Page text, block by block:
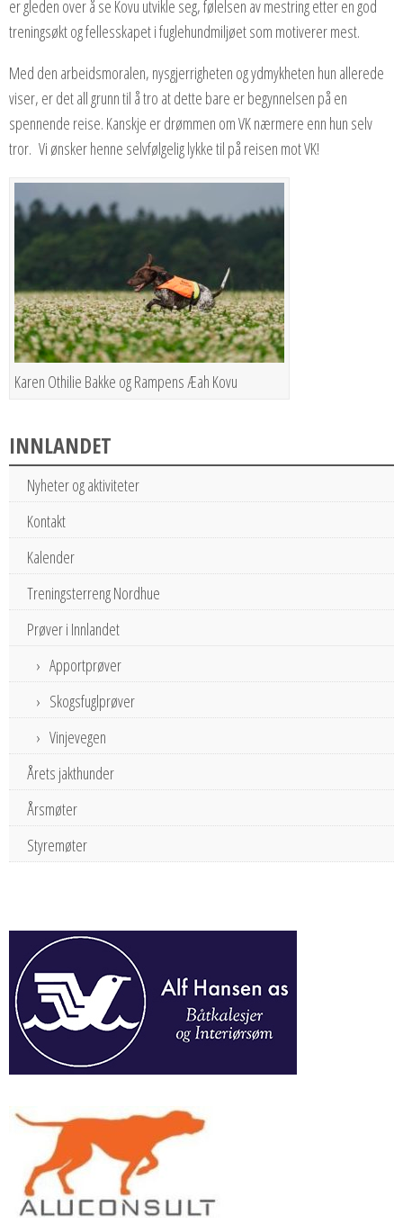
er gleden over å se Kovu utvikle seg, følelsen av mestring etter en god
treningsøkt og fellesskapet i fuglehundmiljøet som motiverer mest.
Med den arbeidsmoralen, nysgjerrigheten og ydmykheten hun allerede
viser, er det all grunn til å tro at dette bare er begynnelsen på en
spennende reise. Kanskje er drømmen om VK nærmere enn hun selv
tror. Vi ønsker henne selvfølgelig lykke til på reisen mot VK!
Karen Othilie Bakke og Rampens Æah Kovu
INNLANDET
Nyheter og aktiviteter
Kontakt
Kalender
Treningsterreng Nordhue
Prøver i Innlandet
Apportprøver
Skogsfuglprøver
Vinjevegen
Årets jakthunder
Årsmøter
Styremøter